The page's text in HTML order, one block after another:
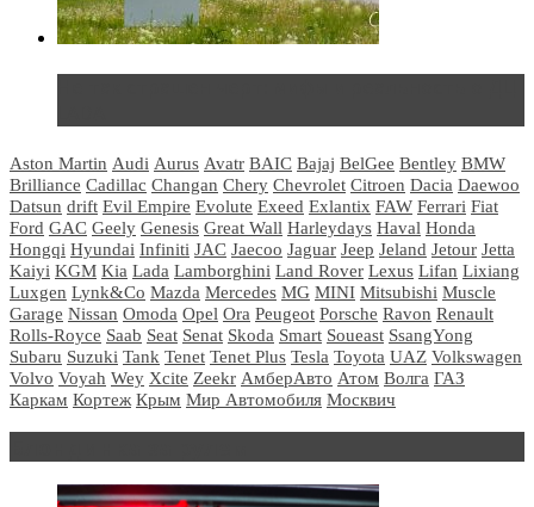
Aston Martin Audi Aurus Avatr BAIC Bajaj BelGee Bentley BMW
Brilliance Cadillac Changan Chery Chevrolet Citroen Dacia Daewoo
Datsun drift Evil Empire Evolute Exeed Exlantix FAW Ferrari Fiat
Ford GAC Geely Genesis Great Wall Harleydays Haval Honda
Hongqi Hyundai Infiniti JAC Jaecoo Jaguar Jeep Jeland Jetour Jetta
Kaiyi KGM Kia Lada Lamborghini Land Rover Lexus Lifan Lixiang
Luxgen Lynk&Co Mazda Mercedes MG MINI Mitsubishi Muscle
Garage Nissan Omoda Opel Ora Peugeot Porsche Ravon Renault
Rolls-Royce Saab Seat Senat Skoda Smart Soueast SsangYong
Subaru Suzuki Tank Tenet Tenet Plus Tesla Toyota UAZ Volkswagen
Volvo Voyah Wey Xcite Zeekr АмберАвто Атом Волга ГАЗ
Каркам Кортеж Крым Мир Автомобиля Москвич